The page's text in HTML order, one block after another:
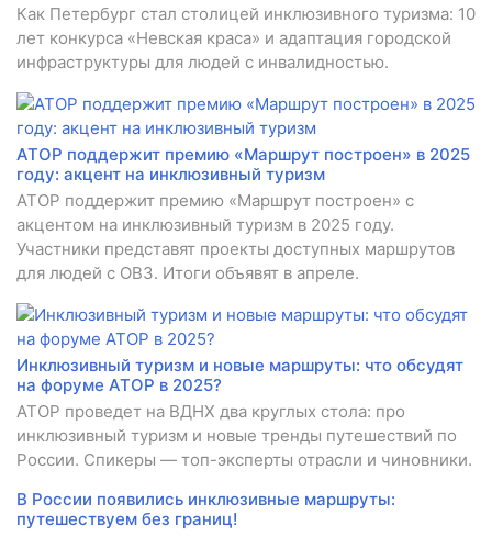
Как Петербург стал столицей инклюзивного туризма: 10
лет конкурса «Невская краса» и адаптация городской
инфраструктуры для людей с инвалидностью.
АТОР поддержит премию «Маршрут построен» в 2025
году: акцент на инклюзивный туризм
АТОР поддержит премию «Маршрут построен» с
акцентом на инклюзивный туризм в 2025 году.
Участники представят проекты доступных маршрутов
для людей с ОВЗ. Итоги объявят в апреле.
Инклюзивный туризм и новые маршруты: что обсудят
на форуме АТОР в 2025?
АТОР проведет на ВДНХ два круглых стола: про
инклюзивный туризм и новые тренды путешествий по
России. Спикеры — топ-эксперты отрасли и чиновники.
В России появились инклюзивные маршруты:
путешествуем без границ!